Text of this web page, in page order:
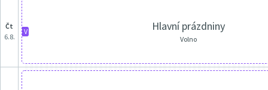
čt
6.8.
V Hlavní prázdniny
Volno